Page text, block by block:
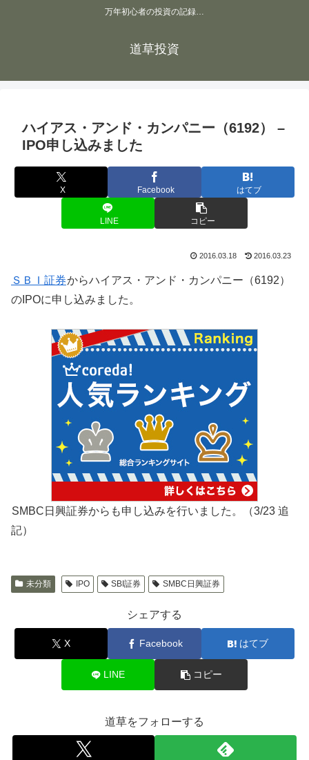
万年初心者の投資の記録…
道草投資
ハイアス・アンド・カンパニー（6192） –
IPO申し込みました
X Facebook はてブ
LINE コピー
2016.03.18 2016.03.23
ＳＢＩ証券からハイアス・アンド・カンパニー（6192）
のIPOに申し込みました。
SMBC日興証券からも申し込みを行いました。（3/23 追
記）
未分類 IPO SBI証券 SMBC日興証券
シェアする
X Facebook はてブ
LINE コピー
道草をフォローする